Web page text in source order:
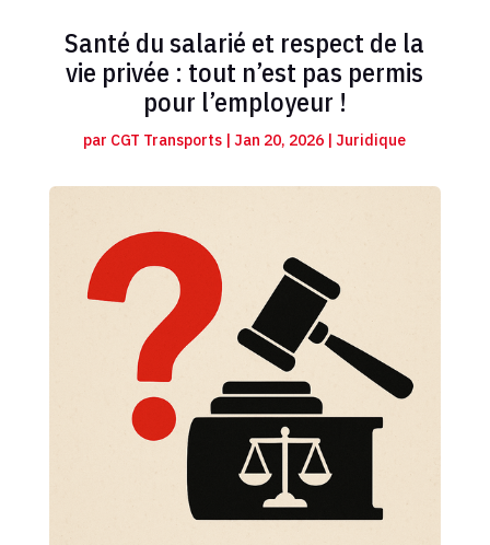
Santé du salarié et respect de la
vie privée : tout n’est pas permis
pour l’employeur !
par CGT Transports |Jan 20, 2026 |Juridique